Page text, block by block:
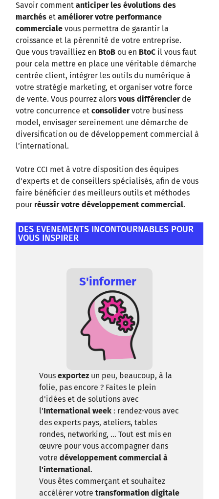
Savoir comment anticiper les évolutions des
marchés et améliorer votre performance
commerciale vous permettra de garantir la
croissance et la pérennité de votre entreprise.
Que vous travailliez en BtoB ou en BtoC il vous faut
pour cela mettre en place une véritable démarche
centrée client, intégrer les outils du numérique à
votre stratégie marketing, et organiser votre force
de vente. Vous pourrez alors vous différencierde
votre concurrence et consolidervotre business
model, envisager sereinement une démarche de
diversification ou de développement commercial à
l’international.
Votre CCI met à votre disposition des équipes
d’experts et de conseillers spécialisés, afin de vous
faire bénéficier des meilleurs outils et méthodes
pour réussir votre développement commercial.
DES EVENEMENTS INCONTOURNABLES POUR
VOUS INSPIRER
S'informer
Vous exportez un peu, beaucoup, à la
folie, pas encore ? Faites le plein
d'idées et de solutions avec
l'International week : rendez-vous avec
des experts pays, ateliers, tables
rondes, networking, ... Tout est mis en
œuvre pour vous accompagner dans
votre développement commercial à
l'international.
Vous êtes commerçant et souhaitez
accélérer votre transformation digitale